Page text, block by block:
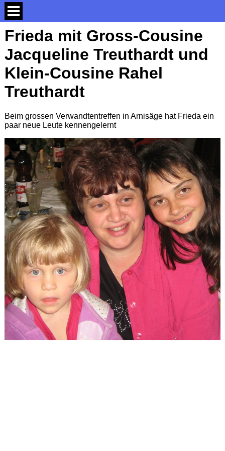
Frieda mit Gross-Cousine
Jacqueline Treuthardt und
Klein-Cousine Rahel
Treuthardt
Beim grossen Verwandtentreffen in Arnisäge hat Frieda ein
paar neue Leute kennengelernt